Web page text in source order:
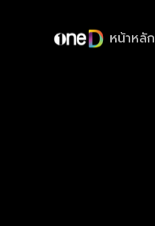
หน้าหลัก